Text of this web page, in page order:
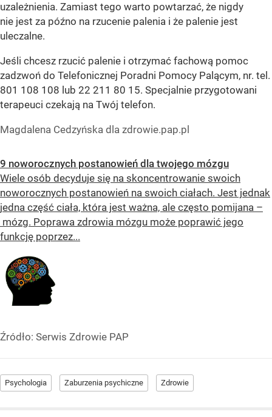
uzależnienia. Zamiast tego warto powtarzać, że nigdy
nie jest za późno na rzucenie palenia i że palenie jest
uleczalne.
Jeśli chcesz rzucić palenie i otrzymać fachową pomoc
zadzwoń do Telefonicznej Poradni Pomocy Palącym, nr. tel.
801 108 108 lub 22 211 80 15. Specjalnie przygotowani
terapeuci czekają na Twój telefon.
Magdalena Cedzyńska dla zdrowie.pap.pl
9 noworocznych postanowień dla twojego mózgu
Wiele osób decyduje się na skoncentrowanie swoich
noworocznych postanowień na swoich ciałach. Jest jednak
jedna część ciała, która jest ważna, ale często pomijana –
mózg. Poprawa zdrowia mózgu może poprawić jego
funkcję poprzez...
Źródło: Serwis Zdrowie PAP
Psychologia Zaburzenia psychiczne Zdrowie